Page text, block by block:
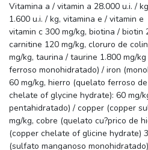
Vitamina a / vitamin a 28.000 u.i. /
1.600 u.i. / kg, vitamina e / vitamin
vitamin c 300 mg/kg, biotina / biotin
carnitine 120 mg/kg, cloruro de
mg/kg, taurina / taurine 1.800 mg/
ferroso monohidratado) / iron
60 mg/kg, hierro (quelato ferroso
chelate of glycine hydrate): 60 mg/
pentahidratado) / copper (copper
mg/kg, cobre (quelato cu?prico de
(copper chelate of glicine hydrate)
(sulfato manganoso